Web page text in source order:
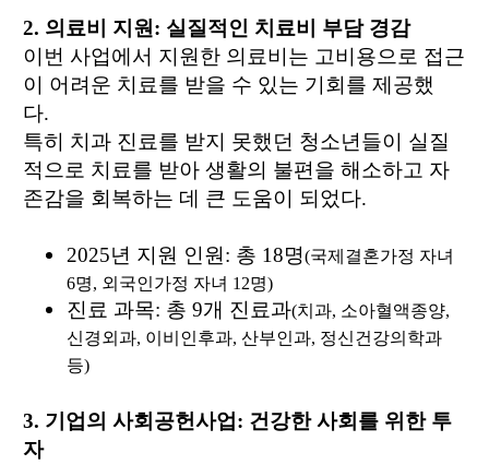
2. 의료비 지원: 실질적인 치료비 부담 경감
이번 사업에서 지원한 의료비는 고비용으로 접근
이 어려운 치료를 받을 수 있는 기회를 제공했
다.
특히 치과 진료를 받지 못했던 청소년들이 실질
적으로 치료를 받아 생활의 불편을 해소하고 자
존감을 회복하는 데 큰 도움이 되었다.
2025년 지원 인원: 총 18명(국제결혼가정 자녀
6명, 외국인가정 자녀 12명)
진료 과목: 총 9개 진료과(치과, 소아혈액종양,
신경외과, 이비인후과,산부인과, 정신건강의학과
등)
3. 기업의 사회공헌사업 : 건강한 사회를 위한 투
자